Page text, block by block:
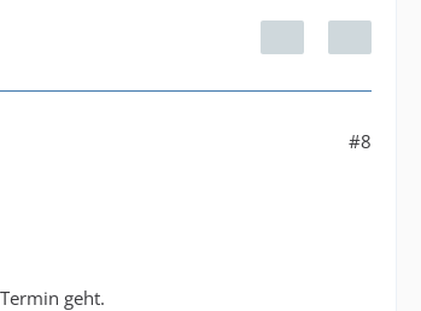
#8
geht.